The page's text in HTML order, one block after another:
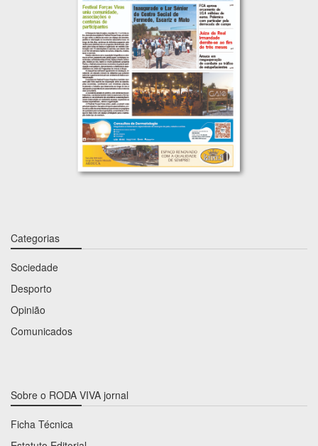
Categorias
Sociedade
Desporto
Opinião
Comunicados
Sobre o RODA VIVA jornal
Ficha Técnica